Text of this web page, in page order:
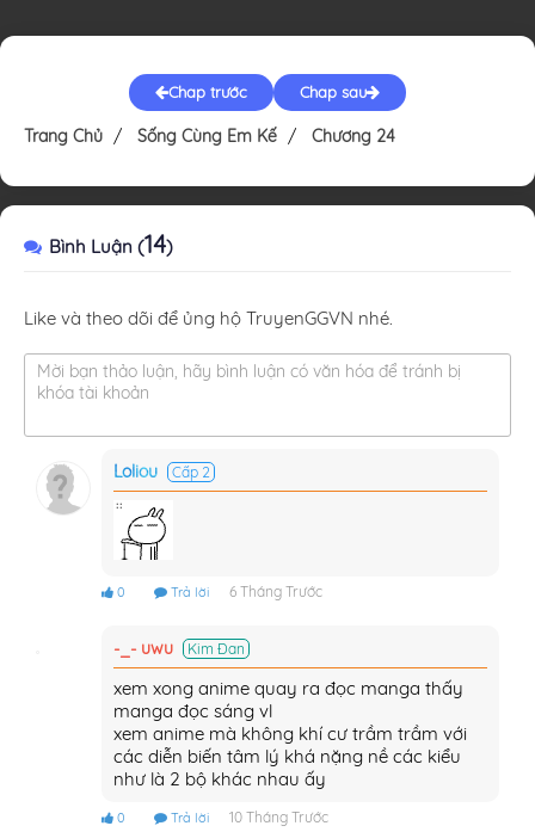
Chap trước Chap sau
Trang Chủ Sống Cùng Em Kế Chương 24
Bình Luận (14)
Like và theo dõi để ủng hộ TruyenGGVN nhé.
Mời bạn thảo luận, hãy bình luận có văn hóa để tránh bị
khóa tài khoản
Loliou Cấp 2
0 Trả lời 6 Tháng Trước
-_- uwu Kim Đan
xem xong anime quay ra đọc manga thấy
manga đọc sáng vl
xem anime mà không khí cư trầm trầm với
các diễn biến tâm lý khá nặng nề các kiểu
như là 2 bộ khác nhau ấy
0 Trả lời 10 Tháng Trước